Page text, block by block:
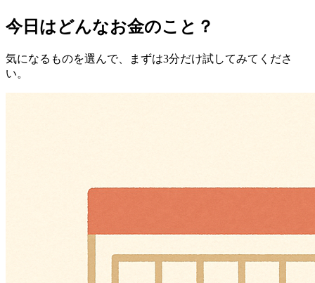
今日はどんなお金のこと？
気になるものを選んで、まずは3分だけ試してみてくださ
い。